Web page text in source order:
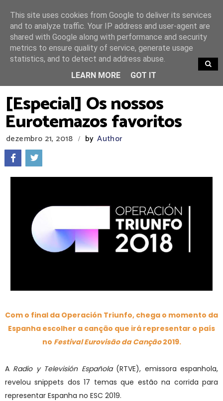
TRENDING
[Especial] Os nossos
Eurotemazos favoritos
dezembro 21, 2018 / by Author
Com o final da Operación Triunfo, chega o momento da
Espanha escolher a canção que irá representar o país
no Festival Eurovisão da Canção 2019.
A Radio y Televisión Española(RTVE), emissora espanhola,
revelou snippets dos 17 temas que estão na corrida para
representar Espanha no ESC 2019.
This site uses cookies from Google to deliver its services
and to analyze traffic. Your IP address and user-agent are
shared with Google along with performance and security
metrics to ensure quality of service, generate usage
statistics, and to detect and address abuse.
LEARN MORE
GOT IT